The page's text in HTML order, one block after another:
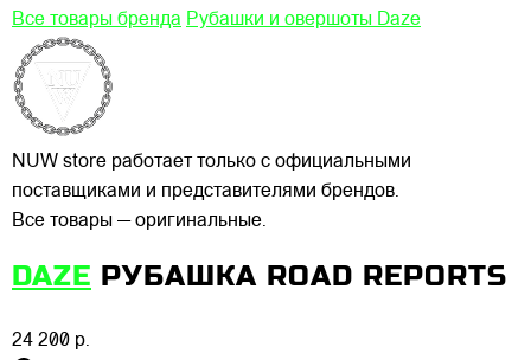
Все товары бренда Рубашки и овершоты Daze
NUW store работает только с официальными
поставщиками и представителями брендов.
Все товары — оригинальные.
DAZE РУБАШКА ROAD REPORTS
24 200 р.